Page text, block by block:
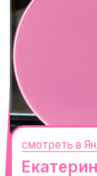
+7 (932) 602-41-
ТРК «Европолис
ул. Проспект Мира, 211
с 10-00 до 22-00
смотреть в
СЕКРЕТНЫЕ
НА